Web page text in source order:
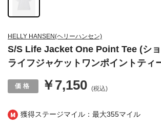
獲得ステージマイル：最大355マイル
HELLY HANSEN(ヘリーハンセン)
S/S Life Jacket One Point Tee (シ
ライフジャケットワンポイントティ
￥7,150 (税込)